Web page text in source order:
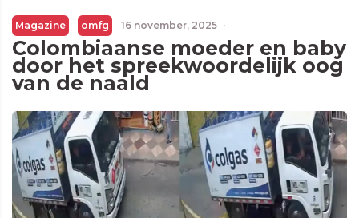
Magazine omfg 16 november, 2025 ·
Colombiaanse moeder en baby
door het spreekwoordelijk oog
van de naald